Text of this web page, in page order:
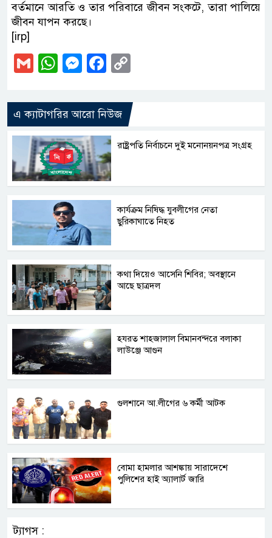
বর্তমানে আরতি ও তার পরিবারে জীবন সংকটে, তারা পালিয়ে
জীবন যাপন করছে।
[irp]
GmailWhatsApp
Messenger
Facebook
এ ক্যাটাগরির আরো নিউজ
রাষ্ট্রপতি নির্বাচনে দুই মনোনয়নপত্র সংগ্রহ
কার্যক্রম নিষিদ্ধ যুবলীগের নেতা
ছুরিকাঘাতে নিহত
কথা দিয়েও আসেনি শিবির; অবস্থানে
আছে ছাত্রদল
হযরত শাহজালাল বিমানবন্দরে বলাকা
লাউঞ্জে আগুন
গুলশানে আ.লীগের ৬ কর্মী আটক
বোমা হামলার আশঙ্কায় সারাদেশে
পুলিশের হাই অ্যালার্ট জারি
ট্যাগস :